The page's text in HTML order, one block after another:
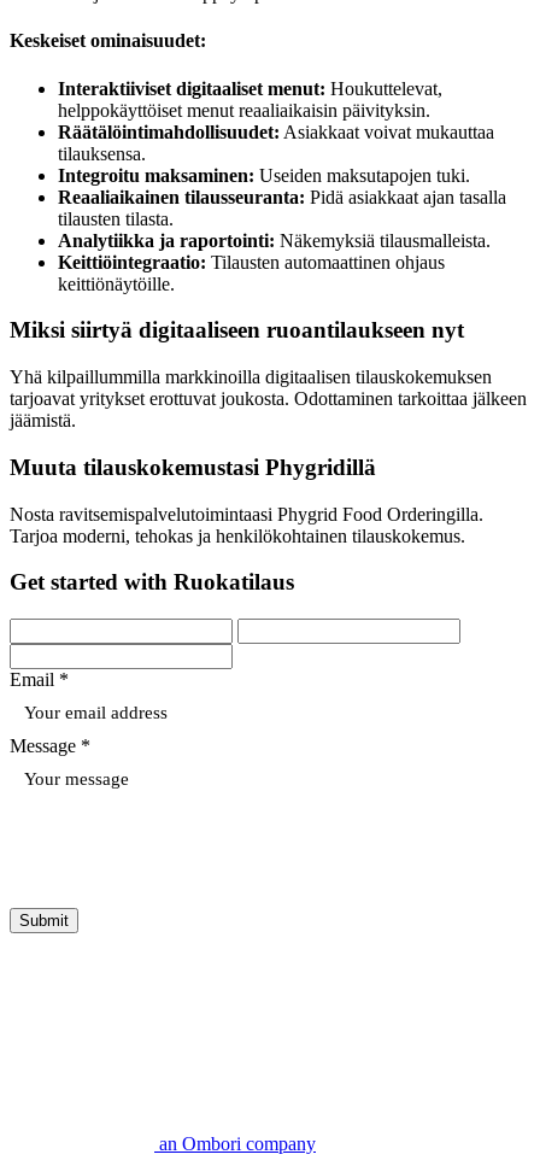
Keskeiset ominaisuudet:
Interaktiiviset digitaaliset menut: Houkuttelevat,
helppokäyttöiset menut reaaliaikaisin päivityksin.
Räätälöintimahdollisuudet: Asiakkaat voivat mukauttaa
tilauksensa.
Integroitu maksaminen: Useiden maksutapojen tuki.
Reaaliaikainen tilausseuranta: Pidä asiakkaat ajan tasalla
tilausten tilasta.
Analytiikka ja raportointi: Näkemyksiä tilausmalleista.
Keittiöintegraatio: Tilausten automaattinen ohjaus
keittiönäytöille.
Miksi siirtyä digitaaliseen ruoantilaukseen nyt
Yhä kilpaillummilla markkinoilla digitaalisen tilauskokemuksen
tarjoavat yritykset erottuvat joukosta. Odottaminen tarkoittaa jälkeen
jäämistä.
Muuta tilauskokemustasi Phygridillä
Nosta ravitsemispalvelutoimintaasi Phygrid Food Orderingilla.
Tarjoa moderni, tehokas ja henkilökohtainen tilauskokemus.
Get started with Ruokatilaus
Email *
Message *
Submit
an Ombori company